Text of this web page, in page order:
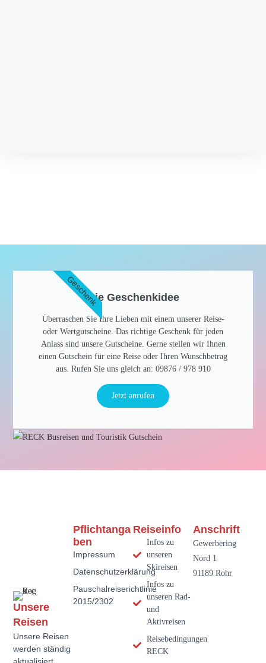
Die Geschenkidee​
Überraschen Sie Ihre Lieben mit einem unserer Reise-
oder Wertgutscheine. Das richtige Geschenk für jeden
Anlass sind unsere Gutscheine. Gerne stellen wir Ihnen
einen Gutschein für eine Reise oder Ihren Wunschbetrag
aus. Rufen Sie uns gleich an: 09876 / 978 910​
Jetzt anrufen
Geschenk
Unsere
Reisen
Unsere Reisen
werden ständig
Reiseinfo
Infos zu
unseren
Skireisen
Infos zu
unseren Rad-
und
Aktivreisen
Reisebedingungen
RECK
Pflichtanga
Ben
Impressum
Datenschutzerklärung
Pauschalreiserichtlinie
2015/2302
Anschrift
Gewerbering
Nord 1
91189 Rohr